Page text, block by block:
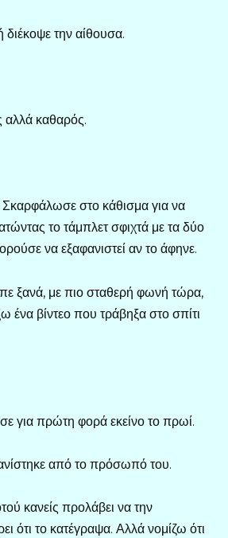
διέκοψε την αίθουσα.
καθαρός.
Σκαρφάλωσε στο κάθισμα για να
το τάμπλετ σφιχτά με τα δύο
να εξαφανιστεί αν το άφηνε.
ξανά, με πιο σταθερή φωνή τώρα,
ένα βίντεο που τράβηξα στο σπίτι
για πρώτη φορά εκείνο το πρωί.
από το πρόσωπό του.
κανείς προλάβει να την
ότι το κατέγραψα. Αλλά νομίζω ότι